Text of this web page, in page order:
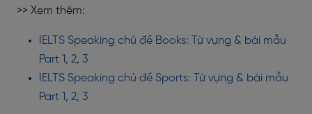
>> Xem thêm:
IELTS Speaking chủ đề Books: Từ vựng & bài mẫu
Part 1, 2, 3
IELTS Speaking chủ đề Sports: Từ vựng & bài mẫu
Part 1, 2, 3